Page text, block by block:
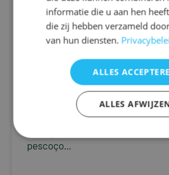
Enxaqueca
Terapia nutricional na
Como os suplementos
fazer a diferença
A enxaqueca é uma doença
caracterizada por crises
de cabeça intensas, que podem
pescoço...
informatie die u aan hen
die zij hebben verzameld
van hun diensten.
ALLES
ALLES